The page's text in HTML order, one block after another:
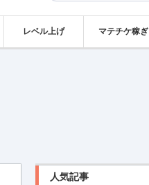
レベル上げ マテチケ稼ぎ
人気記事